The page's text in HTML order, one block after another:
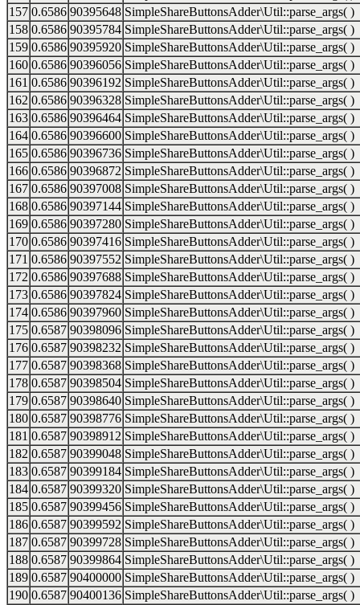
157 0.6586 90395648 SimpleShareButtonsAdder\Util::parse_args( )
158 0.6586 90395784 SimpleShareButtonsAdder\Util::parse_args( )
159 0.6586 90395920 SimpleShareButtonsAdder\Util::parse_args( )
160 0.6586 90396056 SimpleShareButtonsAdder\Util::parse_args( )
161 0.6586 90396192 SimpleShareButtonsAdder\Util::parse_args( )
162 0.6586 90396328 SimpleShareButtonsAdder\Util::parse_args( )
163 0.6586 90396464 SimpleShareButtonsAdder\Util::parse_args( )
164 0.6586 90396600 SimpleShareButtonsAdder\Util::parse_args( )
165 0.6586 90396736 SimpleShareButtonsAdder\Util::parse_args( )
166 0.6586 90396872 SimpleShareButtonsAdder\Util::parse_args( )
167 0.6586 90397008 SimpleShareButtonsAdder\Util::parse_args( )
168 0.6586 90397144 SimpleShareButtonsAdder\Util::parse_args( )
169 0.6586 90397280 SimpleShareButtonsAdder\Util::parse_args( )
170 0.6586 90397416 SimpleShareButtonsAdder\Util::parse_args( )
171 0.6586 90397552 SimpleShareButtonsAdder\Util::parse_args( )
172 0.6586 90397688 SimpleShareButtonsAdder\Util::parse_args( )
173 0.6586 90397824 SimpleShareButtonsAdder\Util::parse_args( )
174 0.6586 90397960 SimpleShareButtonsAdder\Util::parse_args( )
175 0.6587 90398096 SimpleShareButtonsAdder\Util::parse_args( )
176 0.6587 90398232 SimpleShareButtonsAdder\Util::parse_args( )
177 0.6587 90398368 SimpleShareButtonsAdder\Util::parse_args( )
178 0.6587 90398504 SimpleShareButtonsAdder\Util::parse_args( )
179 0.6587 90398640 SimpleShareButtonsAdder\Util::parse_args( )
180 0.6587 90398776 SimpleShareButtonsAdder\Util::parse_args( )
181 0.6587 90398912 SimpleShareButtonsAdder\Util::parse_args( )
182 0.6587 90399048 SimpleShareButtonsAdder\Util::parse_args( )
183 0.6587 90399184 SimpleShareButtonsAdder\Util::parse_args( )
184 0.6587 90399320 SimpleShareButtonsAdder\Util::parse_args( )
185 0.6587 90399456 SimpleShareButtonsAdder\Util::parse_args( )
186 0.6587 90399592 SimpleShareButtonsAdder\Util::parse_args( )
187 0.6587 90399728 SimpleShareButtonsAdder\Util::parse_args( )
188 0.6587 90399864 SimpleShareButtonsAdder\Util::parse_args( )
189 0.6587 90400000 SimpleShareButtonsAdder\Util::parse_args( )
190 0.6587 90400136 SimpleShareButtonsAdder\Util::parse_args( )